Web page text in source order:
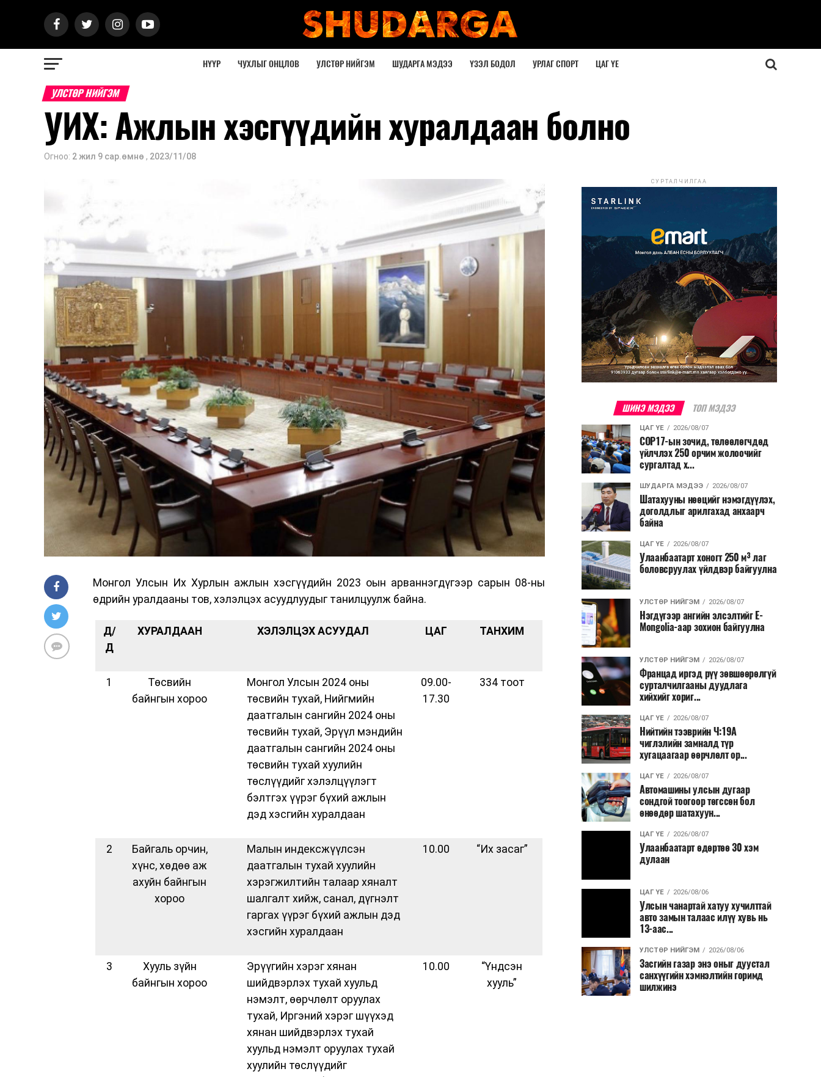
НҮҮР ЧУХЛЫГ ОНЦЛОВ УЛСТӨР НИЙГЭМ ШУДАРГА МЭДЭЭ ҮЗЭЛ БОДОЛ УРЛАГ СПОРТ ЦАГ ҮЕ
УЛСТӨР НИЙГЭМ
УИХ: Ажлын хэсгүүдийн хуралдаан болно
Огноо: 2 жил 9 сар.өмнө , 2023/11/08
Монгол Улсын Их Хурлын ажлын хэсгүүдийн 2023 оын арваннэгдүгээр сарын 08-ны
өдрийн уралдааны тов, хэлэлцэх асуудлуудыг танилцуулж байна.
Д/
Д
ХУРАЛДААН ХЭЛЭЛЦЭХ АСУУДАЛ ЦАГ ТАНХИМ
1
Төсвийн
байнгын хороо
Монгол Улсын 2024 оны
төсвийн тухай, Нийгмийн
даатгалын сангийн 2024 оны
төсвийн тухай, Эрүүл мэндийн
даатгалын сангийн 2024 оны
төсвийн тухай хуулийн
төслүүдийг хэлэлцүүлэгт
бэлтгэх үүрэг бүхий ажлын
дэд хэсгийн хуралдаан
09.00-
17.30
334 тоот
2
Байгаль орчин,
хүнс, хөдөө аж
ахуйн байнгын
хороо
Малын индексжүүлсэн
даатгалын тухай хуулийн
хэрэгжилтийн талаар хяналт
шалгалт хийж, санал, дүгнэлт
гаргах үүрэг бүхий ажлын дэд
хэсгийн хуралдаан
10.00 “Их засаг”
3
Хууль зүйн
байнгын хороо
Эрүүгийн хэрэг хянан
шийдвэрлэх тухай хуульд
нэмэлт, өөрчлөлт оруулах
тухай, Иргэний хэрэг шүүхэд
хянан шийдвэрлэх тухай
хуульд нэмэлт оруулах тухай
хуулийн төслүүдийг
10.00
“Үндсэн
хууль”
СУРТАЛЧИЛГАА
ШИНЭ МЭДЭЭ ТОП МЭДЭЭ
ЦАГ ҮЕ 2026/08/07
COP17-ын зочид, төлөөлөгчдөд
үйлчлэх 250 орчим жолоочийг
сургалтад х...
ШУДАРГА МЭДЭЭ 2026/08/07
Шатахууны нөөцийг нэмэгдүүлэх,
доголдлыг арилгахад анхаарч
байна
ЦАГ ҮЕ 2026/08/07
Улаанбаатарт хоногт 250 м³ лаг
боловсруулах үйлдвэр байгуулна
УЛСТӨР НИЙГЭМ 2026/08/07
Нэгдүгээр ангийн элсэлтийг E-
Mongolia-аар зохион байгуулна
УЛСТӨР НИЙГЭМ 2026/08/07
Францад иргэд рүү зөвшөөрөлгүй
сурталчилгааны дуудлага
хийхийг хориг...
ЦАГ ҮЕ 2026/08/07
Нийтийн тээврийн Ч:19А
чиглэлийн замналд түр
хугацаагаар өөрчлөлт ор...
ЦАГ ҮЕ 2026/08/07
Автомашины улсын дугаар
сондгой тоогоор төгссөн бол
өнөөдөр шатахуун...
ЦАГ ҮЕ 2026/08/07
Улаанбаатарт өдөртөө 30 хэм
дулаан
ЦАГ ҮЕ 2026/08/06
Улсын чанартай хатуу хучилттай
авто замын талаас илүү хувь нь
13-аас...
УЛСТӨР НИЙГЭМ 2026/08/06
Засгийн газар энэ оныг дуустал
санхүүгийн хэмнэлтийн горимд
шилжинэ